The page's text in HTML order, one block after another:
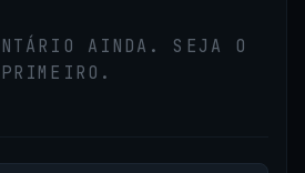
AINDA. SEJA O
PRIMEIRO.